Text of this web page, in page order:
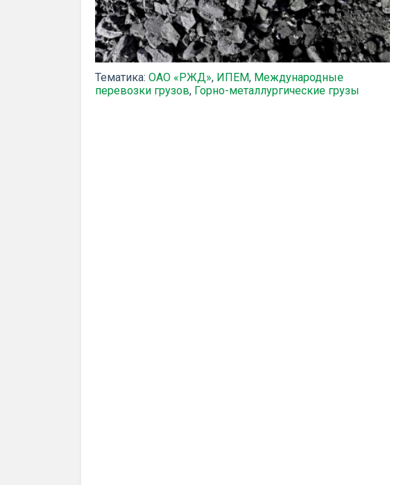
Тематика: ОАО «РЖД», ИПЕМ, Международные
перевозки грузов, Горно-металлургические грузы